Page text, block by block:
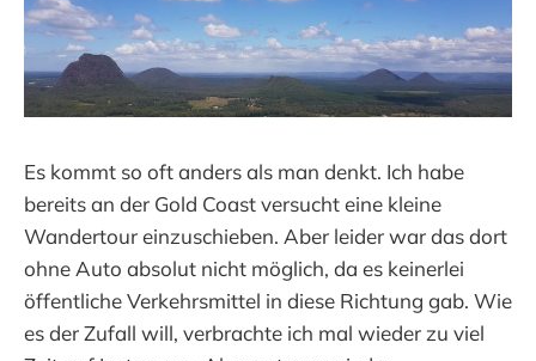
Es kommt so oft anders als man denkt. Ich habe
bereits an der Gold Coast versucht eine kleine
Wandertour einzuschieben. Aber leider war das dort
ohne Auto absolut nicht möglich, da es keinerlei
öffentliche Verkehrsmittel in diese Richtung gab. Wie
es der Zufall will, verbrachte ich mal wieder zu viel